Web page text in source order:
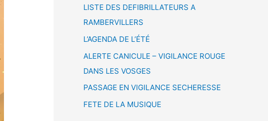
LISTE DES DEFIBRILLATEURS A
RAMBERVILLERS
L’AGENDA DE L’ÉTÉ
ALERTE CANICULE – VIGILANCE ROUGE
DANS LES VOSGES
PASSAGE EN VIGILANCE SECHERESSE
FETE DE LA MUSIQUE